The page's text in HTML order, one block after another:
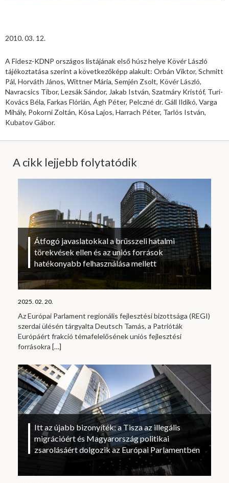
2010. 03. 12.
A Fidesz-KDNP országos listájának első húsz helye Kövér László
tájékoztatása szerint a következőképp alakult: Orbán Viktor, Schmitt
Pál, Horváth János, Wittner Mária, Semjén Zsolt, Kövér László,
Navracsics Tibor, Lezsák Sándor, Jakab István, Szatmáry Kristóf, Turi-
Kovács Béla, Farkas Flórián, Ágh Péter, Pelczné dr. Gáll Ildikó, Varga
Mihály, Pokorni Zoltán, Kósa Lajos, Harrach Péter, Tarlós István,
Kubatov Gábor.
A cikk lejjebb folytatódik
Átfogó javaslatokkal a brüsszeli hatalmi
törekvések ellen és az uniós források
hatékonyabb felhasználása mellett
2025. 02. 20.
Az Európai Parlament regionális fejlesztési bizottsága (REGI)
szerdai ülésén tárgyalta Deutsch Tamás, a Patrióták
Európáért frakció témafelelősének uniós fejlesztési
forrásokra […]
Itt az újabb bizonyíték: a Tisza az illegális
migrációért és Magyarország politikai
zsarolásáért dolgozik az Európai Parlamentben